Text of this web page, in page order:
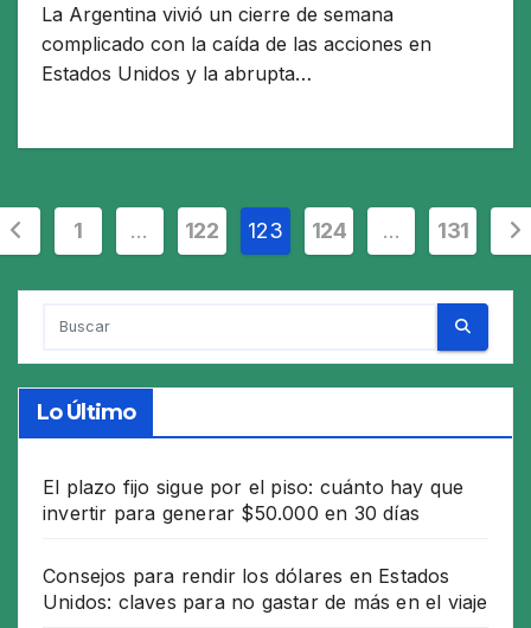
La Argentina vivió un cierre de semana
complicado con la caída de las acciones en
Estados Unidos y la abrupta…
1 … 122 123 124 … 131
Lo Último
El plazo fijo sigue por el piso: cuánto hay que
invertir para generar $50.000 en 30 días
Consejos para rendir los dólares en Estados
Unidos: claves para no gastar de más en el viaje